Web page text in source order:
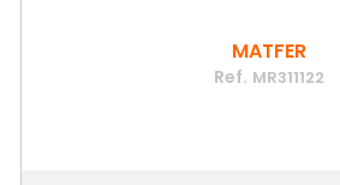
MATFER
Ref. MR311122